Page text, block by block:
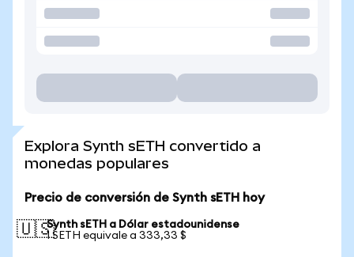
Explora Synth sETH convertido a
monedas populares
Precio de conversión de Synth sETH hoy
🇺🇸Synth sETH a Dólar estadounidense
1 SETH equivale a 333,33 $